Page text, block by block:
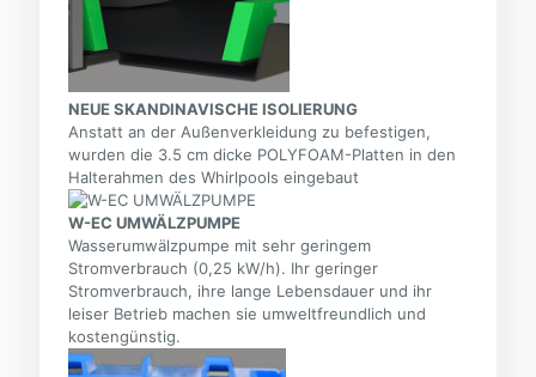
NEUE SKANDINAVISCHE ISOLIERUNG
Anstatt an der Außenverkleidung zu befestigen,
wurden die 3.5 cm dicke POLYFOAM-Platten in den
Halterahmen des Whirlpools eingebaut
W-EC UMWÄLZPUMPE
Wasserumwälzpumpe mit sehr geringem
Stromverbrauch (0,25 kW/h). Ihr geringer
Stromverbrauch, ihre lange Lebensdauer und ihr
leiser Betrieb machen sie umweltfreundlich und
kostengünstig.